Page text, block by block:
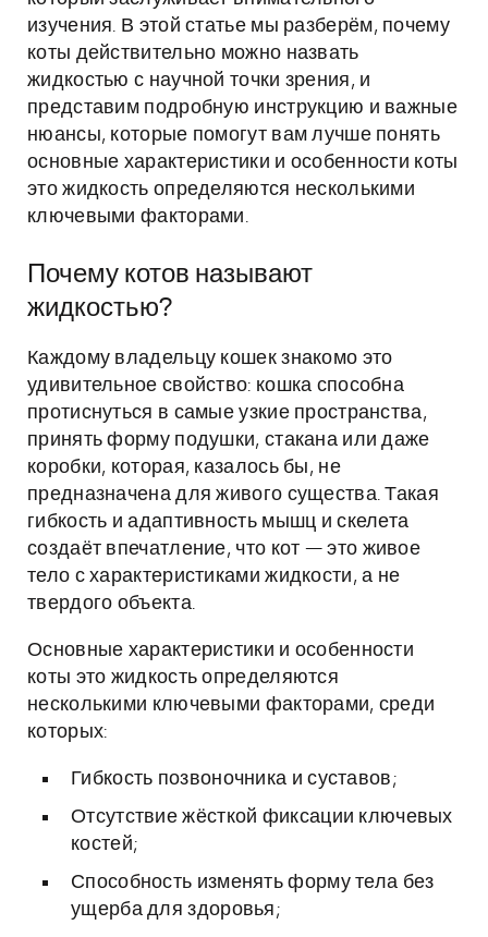
изучения. В этой статье мы разберём, почему
коты действительно можно назвать
жидкостью с научной точки зрения, и
представим подробную инструкцию и важные
нюансы, которые помогут вам лучше понять
основные характеристики и особенности коты
это жидкость определяются несколькими
ключевыми факторами.
Почему котов называют
жидкостью?
Каждому владельцу кошек знакомо это
удивительное свойство: кошка способна
протиснуться в самые узкие пространства,
принять форму подушки, стакана или даже
коробки, которая, казалось бы, не
предназначена для живого существа. Такая
гибкость и адаптивность мышц и скелета
создаёт впечатление, что кот — это живое
тело с характеристиками жидкости, а не
твердого объекта.
Основные характеристики и особенности
коты это жидкость определяются
несколькими ключевыми факторами, среди
которых:
Гибкость позвоночника и суставов;
Отсутствие жёсткой фиксации ключевых
костей;
Способность изменять форму тела без
ущерба для здоровья;